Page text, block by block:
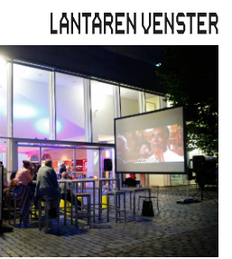
RESTAURANT